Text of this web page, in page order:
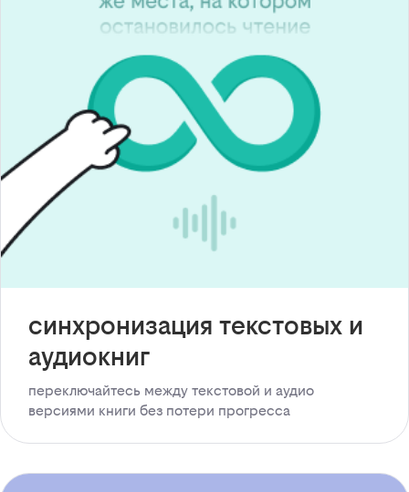
синхронизация текстовых и
аудиокниг
переключайтесь между текстовой и аудио
версиями книги без потери прогресса